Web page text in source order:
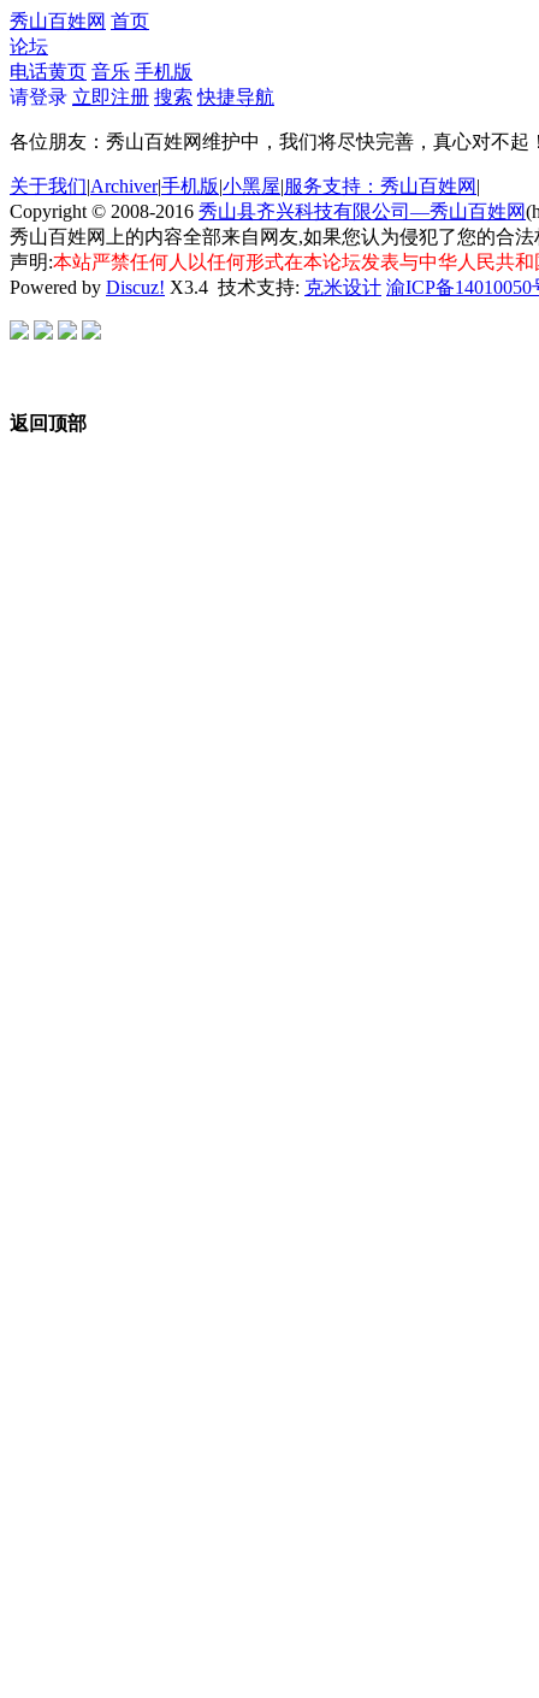
秀山百姓网 首页
论坛
电话黄页 音乐 手机版
请登录 立即注册 搜索 快捷导航
各位朋友：秀山百姓网维护中，我们将尽快完善，真心对不起
关于我们|Archiver|手机版|小黑屋|服务支持：秀山百姓网 |
Copyright © 2008-2016 秀山县齐兴科技有限公司—秀山百姓网
秀山百姓网上的内容全部来自网友,如果您认为侵犯了您的合
声明:本站严禁任何人以任何形式在本论坛发表与中华人民共
Powered by Discuz! X3.4 技术支持: 克米设计 渝ICP备14010050
返回顶部